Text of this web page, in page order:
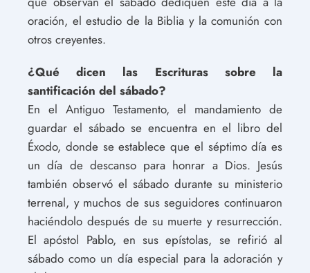
oración, el estudio de la Biblia y la comunión con
otros creyentes.
¿Qué dicen las Escrituras sobre la
santificación del sábado?
En el Antiguo Testamento, el mandamiento de
guardar el sábado se encuentra en el libro del
Éxodo, donde se establece que el séptimo día es
un día de descanso para honrar a Dios. Jesús
también observó el sábado durante su ministerio
terrenal, y muchos de sus seguidores continuaron
haciéndolo después de su muerte y resurrección.
El apóstol Pablo, en sus epístolas, se refirió al
sábado como un día especial para la adoración y